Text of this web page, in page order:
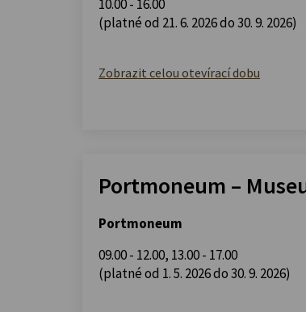
10.00 - 16.00
(platné od 21. 6. 2026 do 30. 9. 2026)
Zobrazit celou otevírací dobu
Portmoneum –
Portmoneum
09.00 - 12.00, 13.00 - 17.00
(platné od 1. 5. 2026 do 30. 9. 2026)